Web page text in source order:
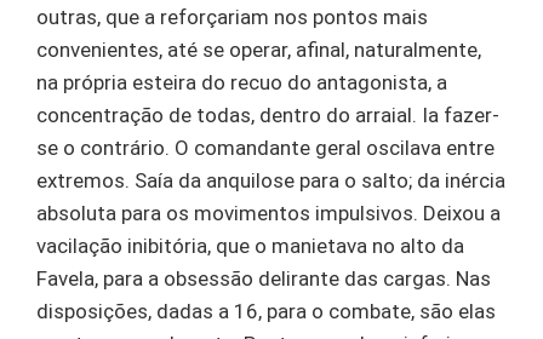
outras, que a reforçariam nos pontos mais
convenientes, até se operar, afinal, naturalmente,
na própria esteira do recuo do antagonista, a
concentração de todas, dentro do arraial. Ia fazer-
se o contrário. O comandante geral oscilava entre
extremos. Saía da anquilose para o salto; da inércia
absoluta para os movimentos impulsivos. Deixou a
vacilação inibitória, que o manietava no alto da
Favela, para a obsessão delirante das cargas. Nas
disposições, dadas a 16, para o combate, são elas